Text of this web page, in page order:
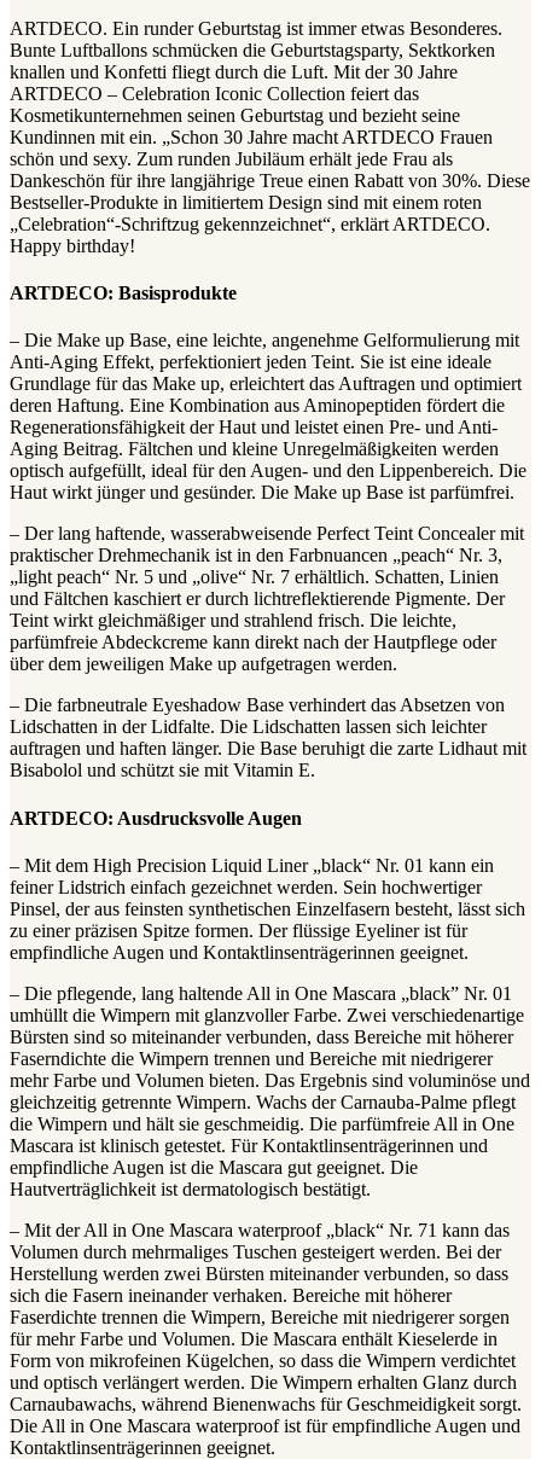
ARTDECO. Ein runder Geburtstag ist immer etwas Besonderes.
Bunte Luftballons schmücken die Geburtstagsparty, Sektkorken
knallen und Konfetti fliegt durch die Luft. Mit der 30 Jahre
ARTDECO – Celebration Iconic Collection feiert das
Kosmetikunternehmen seinen Geburtstag und bezieht seine
Kundinnen mit ein. „Schon 30 Jahre macht ARTDECO Frauen
schön und sexy. Zum runden Jubiläum erhält jede Frau als
Dankeschön für ihre langjährige Treue einen Rabatt von 30%. Diese
Bestseller-Produkte in limitiertem Design sind mit einem roten
„Celebration“-Schriftzug gekennzeichnet“, erklärt ARTDECO.
Happy birthday!
ARTDECO: Basisprodukte
– Die Make up Base, eine leichte, angenehme Gelformulierung mit
Anti-Aging Effekt, perfektioniert jeden Teint. Sie ist eine ideale
Grundlage für das Make up, erleichtert das Auftragen und optimiert
deren Haftung. Eine Kombination aus Aminopeptiden fördert die
Regenerationsfähigkeit der Haut und leistet einen Pre- und Anti-
Aging Beitrag. Fältchen und kleine Unregelmäßigkeiten werden
optisch aufgefüllt, ideal für den Augen- und den Lippenbereich. Die
Haut wirkt jünger und gesünder. Die Make up Base ist parfümfrei.
– Der lang haftende, wasserabweisende Perfect Teint Concealer mit
praktischer Drehmechanik ist in den Farbnuancen „peach“ Nr. 3,
„light peach“ Nr. 5 und „olive“ Nr. 7 erhältlich. Schatten, Linien
und Fältchen kaschiert er durch lichtreflektierende Pigmente. Der
Teint wirkt gleichmäßiger und strahlend frisch. Die leichte,
parfümfreie Abdeckcreme kann direkt nach der Hautpflege oder
über dem jeweiligen Make up aufgetragen werden.
– Die farbneutrale Eyeshadow Base verhindert das Absetzen von
Lidschatten in der Lidfalte. Die Lidschatten lassen sich leichter
auftragen und haften länger. Die Base beruhigt die zarte Lidhaut mit
Bisabolol und schützt sie mit Vitamin E.
ARTDECO: Ausdrucksvolle Augen
– Mit dem High Precision Liquid Liner „black“ Nr. 01 kann ein
feiner Lidstrich einfach gezeichnet werden. Sein hochwertiger
Pinsel, der aus feinsten synthetischen Einzelfasern besteht, lässt sich
zu einer präzisen Spitze formen. Der flüssige Eyeliner ist für
empfindliche Augen und Kontaktlinsenträgerinnen geeignet.
– Die pflegende, lang haltende All in One Mascara „black” Nr. 01
umhüllt die Wimpern mit glanzvoller Farbe. Zwei verschiedenartige
Bürsten sind so miteinander verbunden, dass Bereiche mit höherer
Faserndichte die Wimpern trennen und Bereiche mit niedrigerer
mehr Farbe und Volumen bieten. Das Ergebnis sind voluminöse und
gleichzeitig getrennte Wimpern. Wachs der Carnauba-Palme pflegt
die Wimpern und hält sie geschmeidig. Die parfümfreie All in One
Mascara ist klinisch getestet. Für Kontaktlinsenträgerinnen und
empfindliche Augen ist die Mascara gut geeignet. Die
Hautverträglichkeit ist dermatologisch bestätigt.
– Mit der All in One Mascara waterproof „black“ Nr. 71 kann das
Volumen durch mehrmaliges Tuschen gesteigert werden. Bei der
Herstellung werden zwei Bürsten miteinander verbunden, so dass
sich die Fasern ineinander verhaken. Bereiche mit höherer
Faserdichte trennen die Wimpern, Bereiche mit niedrigerer sorgen
für mehr Farbe und Volumen. Die Mascara enthält Kieselerde in
Form von mikrofeinen Kügelchen, so dass die Wimpern verdichtet
und optisch verlängert werden. Die Wimpern erhalten Glanz durch
Carnaubawachs, während Bienenwachs für Geschmeidigkeit sorgt.
Die All in One Mascara waterproof ist für empfindliche Augen und
Kontaktlinsenträgerinnen geeignet.